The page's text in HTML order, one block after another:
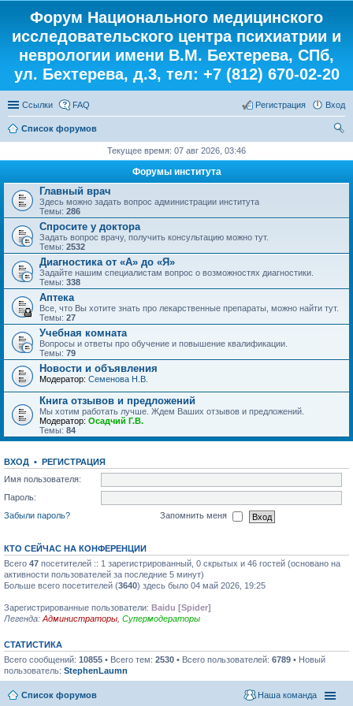
Форум Национального медицинского
исследовательского центра психиатрии и
неврологии имени В.М. Бехтерева, СПб,
ул. Бехтерева, д.3, тел: +7 (812) 670-02-20
Ссылки FAQ Вход
Регистрация
Список форумов
Текущее время: 07 авг 2026, 03:46
Форумы института
Главный врач
Здесь можно задать вопрос администрации института
Темы: 286
Спросите у доктора
Задать вопрос врачу, получить консультацию можно тут.
Темы: 2532
Диагностика от «А» до «Я»
Задайте нашим специалистам вопрос о возможностях диагностики.
Темы: 338
Аптека
Все, что Вы хотите знать про лекарственные препараты, можно найти тут.
Темы: 27
Учебная комната
Вопросы и ответы про обучение и повышение квалификации.
Темы: 79
Новости и объявления
Модератор: Семенова Н.В.
Книга отзывов и предложений
Мы хотим работать лучше. Ждем Ваших отзывов и предложений.
Модератор: Осадчий Г.В.
Темы: 84
ВХОД • РЕГИСТРАЦИЯ
Имя пользователя:
Пароль:
Забыли пароль?
Запомнить меня
КТО СЕЙЧАС НА КОНФЕРЕНЦИИ
Всего 47 посетителей :: 1 зарегистрированный, 0 скрытых и 46 гостей (основано на
активности пользователей за последние 5 минут)
Больше всего посетителей (3640) здесь было 04 май 2026, 19:25
Зарегистрированные пользователи: Baidu [Spider]
Легенда: Администраторы Супермодераторы
СТАТИСТИКА
Всего сообщений: 10855 • Всего тем: 2530 • Всего пользователей: 6789 • Новый
пользователь: StephenLaumn
Список форумов Наша команда